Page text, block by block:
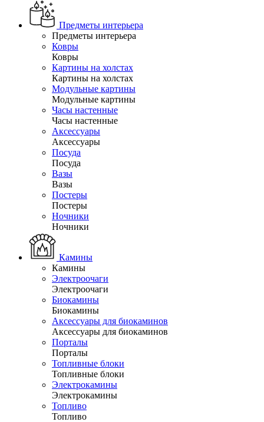
Предметы интерьера
Предметы интерьера
Ковры
Ковры
Картины на холстах
Картины на холстах
Модульные картины
Модульные картины
Часы настенные
Часы настенные
Аксессуары
Аксессуары
Посуда
Посуда
Вазы
Вазы
Постеры
Постеры
Ночники
Ночники
Камины
Камины
Электроочаги
Электроочаги
Биокамины
Биокамины
Аксессуары для биокаминов
Аксессуары для биокаминов
Порталы
Порталы
Топливные блоки
Топливные блоки
Электрокамины
Электрокамины
Топливо
Топливо